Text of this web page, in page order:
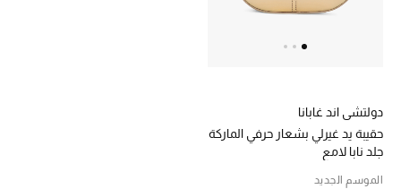
مستلزمات المنزل
المجوهرات
دولتشي اند غابانا
حقيبة يد غيرلي بشعار حرفي الماركة
جلد نابا لامع
الموسم الجديد